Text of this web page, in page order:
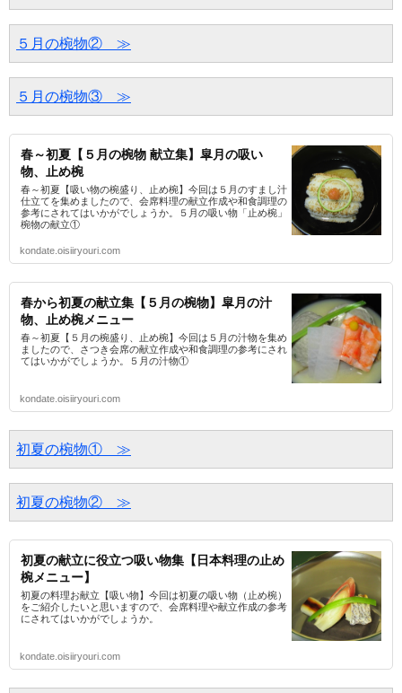
５月の椀物②　≫
５月の椀物③　≫
春～初夏【５月の椀物 献立集】皐月の吸い
物、止め椀
春～初夏【吸い物の椀盛り、止め椀】今回は５月のすまし汁
仕立てを集めましたので、会席料理の献立作成や和食調理の
参考にされてはいかがでしょうか。５月の吸い物「止め椀」
椀物の献立①
kondate.oisiiryouri.com
春から初夏の献立集【５月の椀物】皐月の汁
物、止め椀メニュー
春～初夏【５月の椀盛り、止め椀】今回は５月の汁物を集め
ましたので、さつき会席の献立作成や和食調理の参考にされ
てはいかがでしょうか。５月の汁物①
kondate.oisiiryouri.com
初夏の椀物①　≫
初夏の椀物②　≫
初夏の献立に役立つ吸い物集【日本料理の止め
椀メニュー】
初夏の料理お献立【吸い物】今回は初夏の吸い物（止め椀）
をご紹介したいと思いますので、会席料理や献立作成の参考
にされてはいかがでしょうか。
kondate.oisiiryouri.com